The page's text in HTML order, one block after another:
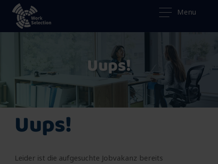
Menu
Uups!
Uups!
Leider ist die aufgesuchte Jobvakanz bereits